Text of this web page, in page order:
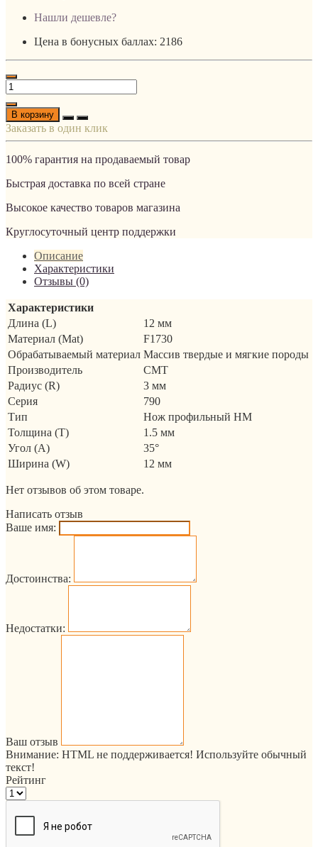
Нашли дешевле?
Цена в бонусных баллах: 2186
В корзину
Заказать в один клик
100% гарантия на продаваемый товар
Быстрая доставка по всей стране
Высокое качество товаров магазина
Круглосуточный центр поддержки
Описание
Характеристики
Отзывы (0)
Характеристики
Длина (L)
12 мм
Материал (Mat)
F1730
Обрабатываемый материал Массив твердые и мягкие породы
Производитель
CMT
Радиус (R)
3 мм
Серия
790
Тип
Нож профильный HM
Толщина (T)
1.5 мм
Угол (A)
35°
Ширина (W)
12 мм
Нет отзывов об этом товаре.
Написать отзыв
Ваше имя:
Достоинства:
Недостатки:
Ваш отзыв
Внимание: HTML не поддерживается! Используйте обычный
текст!
Рейтинг